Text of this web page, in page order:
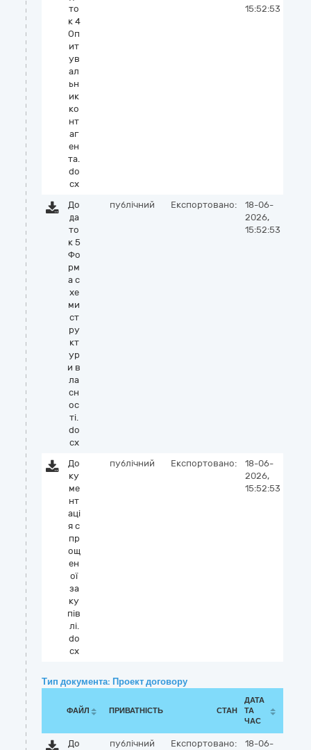
то
к 4
Оп
ит
ув
ал
ьн
ик
ко
нт
аг
ен
та.
do
cx
15:52:53
До
да
то
к 5
Фо
рм
а с
хе
ми
ст
ру
кт
ур
и в
ла
сн
ос
ті.
do
cx
публічний Експортовано:
18-06-
2026,
15:52:53
До
ку
ме
нт
аці
я с
пр
ощ
ен
ої
за
ку
пів
лі.
do
cx
публічний Експортовано:
18-06-
2026,
15:52:53
Тип документа: Проект договору
ФАЙЛ ПРИВАТНІСТЬ СТАН
ДАТА
ТА
ЧАС
До
публічний Експортовано:
18-06-